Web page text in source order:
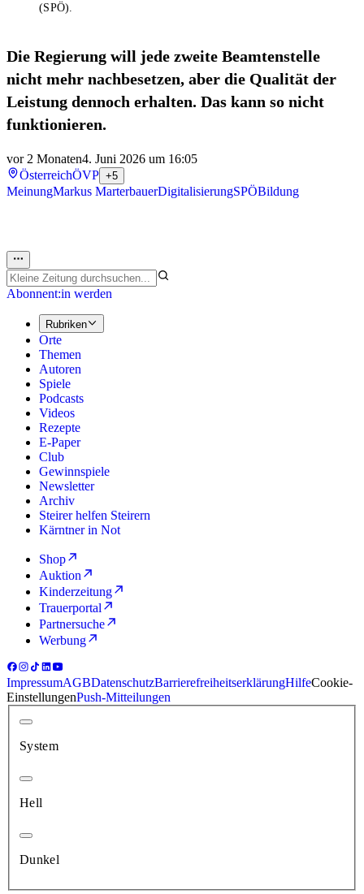
(SPÖ).
Die Regierung will jede zweite Beamtenstelle
nicht mehr nachbesetzen, aber die Qualität der
Leistung dennoch erhalten. Das kann so nicht
funktionieren.
vor 2 Monaten4. Juni 2026 um 16:05
ÖsterreichÖVP +5
MeinungMarkus MarterbauerDigitalisierungSPÖBildung
Abonnent:in werden
Rubriken
Orte
Themen
Autoren
Spiele
Podcasts
Videos
Rezepte
E-Paper
Club
Gewinnspiele
Newsletter
Archiv
Steirer helfen Steirern
Kärntner in Not
Shop
Auktion
Kinderzeitung
Trauerportal
Partnersuche
Werbung
ImpressumAGBDatenschutzBarrierefreiheitserklärungHilfeCookie-
EinstellungenPush-Mitteilungen
System
Hell
Dunkel